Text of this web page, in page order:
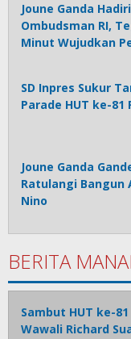
Joune Ganda
Ombudsman RI,
Minut Wujudkan
SD Inpres Sukur
Parade HUT ke-81
Joune Ganda
Ratulangi Bangun
Nino
BERITA
Sambut HUT ke-
Wawali Richard